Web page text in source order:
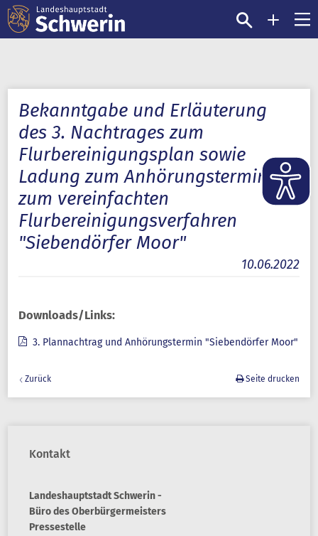
Bekanntgabe und Erläuterung
des 3. Nachtrages zum
Flurbereinigungsplan sowie
Ladung zum Anhörungstermin
zum vereinfachten
Flurbereinigungsverfahren
"Siebendörfer Moor"
10.06.2022
Downloads/Links:
3. Plannachtrag und Anhörungstermin "Siebendörfer Moor"
Zurück Seite drucken
Kontakt
Landeshauptstadt Schwerin -
Büro des Oberbürgermeisters
Pressestelle